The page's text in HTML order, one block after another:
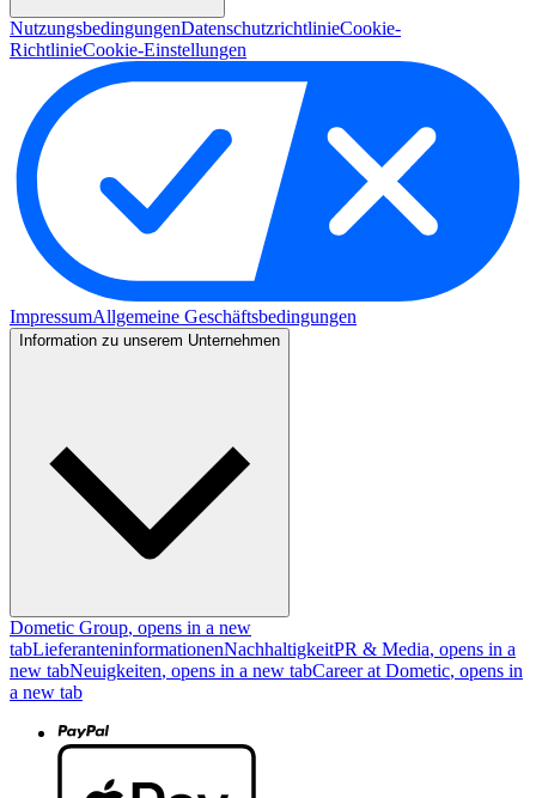
NutzungsbedingungenDatenschutzrichtlinieCookie-
RichtlinieCookie-Einstellungen
ImpressumAllgemeine Geschäftsbedingungen
Information zu unserem Unternehmen
Dometic Group, opens in a new
tabLieferanteninformationenNachhaltigkeitPR & Media, opens in a
new tabNeuigkeiten, opens in a new tabCareer at Dometic, opens in
a new tab